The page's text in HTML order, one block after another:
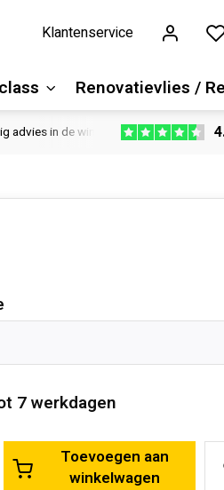
Klantenservice
Renovatievlies /
advies in de winkel Vloeren
7 werkdagen
Toevoegen aan
winkelwagen